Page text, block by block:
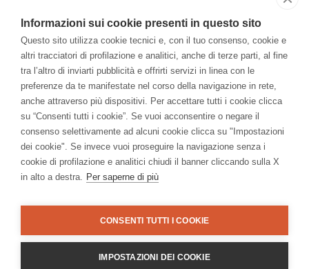
–
Accessibilitià
Con il contributo di:
Bando “Musei di Impresa 2025”
Informazioni sui cookie presenti in questo sito
Questo sito utilizza cookie tecnici e, con il tuo consenso, cookie e
altri tracciatori di profilazione e analitici, anche di terze parti, al fine
tra l’altro di inviarti pubblicità e offrirti servizi in linea con le
preferenze da te manifestate nel corso della navigazione in rete,
anche attraverso più dispositivi. Per accettare tutti i cookie clicca
su “Consenti tutti i cookie”. Se vuoi acconsentire o negare il
consenso selettivamente ad alcuni cookie clicca su "Impostazioni
dei cookie". Se invece vuoi proseguire la navigazione senza i
cookie di profilazione e analitici chiudi il banner cliccando sulla X
in alto a destra. Per saperne di più
CONSENTI TUTTI I COOKIE
IMPOSTAZIONI DEI COOKIE